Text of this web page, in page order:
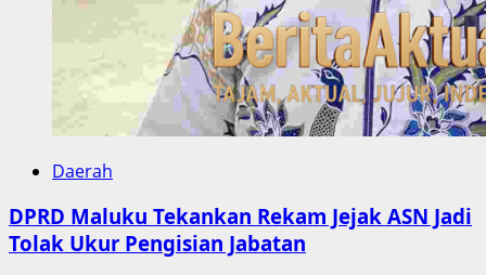
Daerah
DPRD Maluku Tekankan Rekam Jejak ASN Jadi
Tolak Ukur Pengisian Jabatan